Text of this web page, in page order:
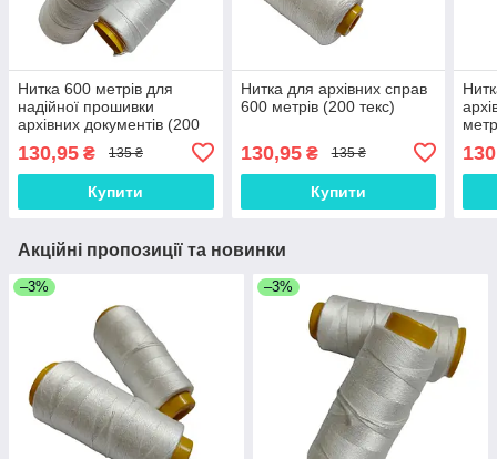
Нитка 600 метрів для
надійної прошивки
архівних документів (200
130,95 ₴ 135 ₴
Купити
Нитка для архівних справ
600 метрів (200 текс)
130,95₴ 135 ₴
Купити
Акційні пропозиції та новинки
–3% –3%